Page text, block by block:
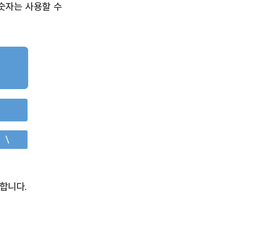
자는 사용할 수
니다.